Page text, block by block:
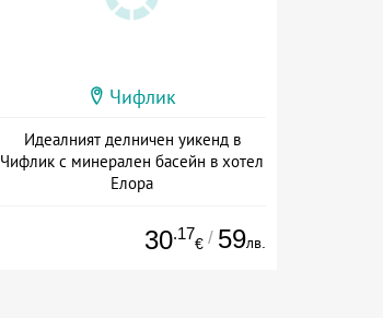
Чифлик
Идеалният делничен уикенд в
Чифлик с минерален басейн в хотел
Елора
30.17
€ / 59лв.